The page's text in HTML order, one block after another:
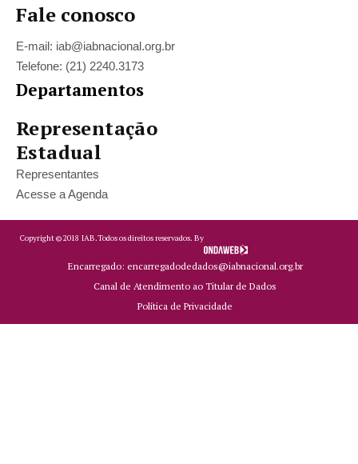
Fale conosco
E-mail: iab@iabnacional.org.br
Telefone: (21) 2240.3173
Departamentos
Representação
Estadual
Representantes
Acesse a Agenda
Copyright ©2018 IAB.Todos os direitos reservados. By
Encarregado: encarregadodedados@iabnacional.org.br
Canal de Atendimento ao Titular de Dados
Política de Privacidade